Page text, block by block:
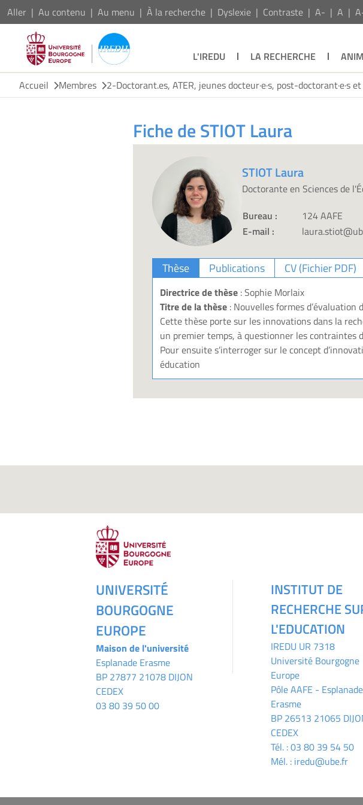
Aller Au contenu Au menu À la recherche Dyslexie Contraste A- A
L'IREDU LA RECHERCHE
Accueil
Membres 2-Doctorant.es, ATER, jeunes docteur·e·s, post-doctorant·e·s
Fiche de STIOT Laura
STIOT Laura
Doctorante en Sciences de
Bureau :
124 AAFE
E-mail :
Thèse Publications CV (Fichier PDF)
Directrice de thèse : Sophie Morlaix
Titre de la thèse : Nouvelles formes
Cette thèse porte sur les innovations dans la
un premier temps, à questionner les contraintes
Pour ensuite s’interroger sur le concept
éducation
UNIVERSITÉ
BOURGOGNE
EUROPE
Maison de l'université
Esplanade Erasme
BP 27877 21078 DIJON
CEDEX
03 80 39 50 00
INSTITUT DE
RECHERCHE
L'EDUCATION
IREDU UR 7318
Université Bourgogne
Europe
Pôle AAFE - Esplanade
Erasme
BP 26513 21065
CEDEX
Tél. :03 80 39 54 50
Mél. : iredu@ube.fr